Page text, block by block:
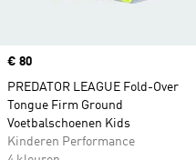
Price
€ 80
PREDATOR LEAGUE Fold-Over
Tongue Firm Ground
Voetbalschoenen Kids
Kinderen Performance